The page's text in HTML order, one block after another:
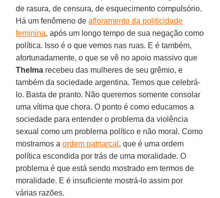
de rasura, de censura, de esquecimento compulsório.
Há um fenômeno deafloramento da politicidade
feminina, após um longo tempo de sua negação como
política. Isso é o que vemos nas ruas. E é também,
afortunadamente, o que se vê no apoio massivo que
Thelma recebeu das mulheres de seu grêmio, e
também da sociedade argentina. Temos que celebrá-
lo. Basta de pranto. Não queremos somente consolar
uma vítima que chora. O ponto é como educamos a
sociedade para entender o problema da violência
sexual como um problema político e não moral. Como
mostramos aordem patriarcal , que é uma ordem
política escondida por trás de uma moralidade. O
problema é que está sendo mostrado em termos de
moralidade. E é insuficiente mostrá-lo assim por
várias razões.